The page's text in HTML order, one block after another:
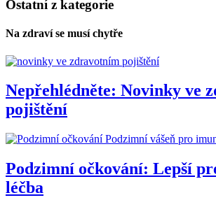
Ostatní z kategorie
Na zdraví se musí chytře
Nepřehlédněte: Novinky ve
pojištění
Podzimní vášeň pro
Podzimní očkování: Lepší
léčba